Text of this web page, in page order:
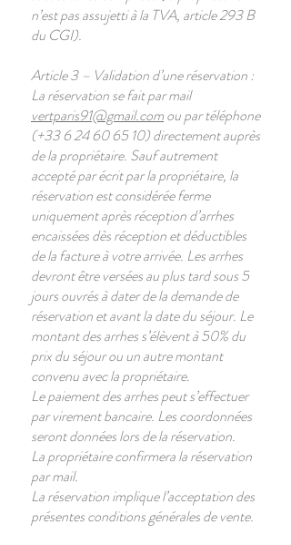
n’est pas assujetti à la TVA, article 293 B
du CGI).
Article 3 – Validation d’une réservation :
La réservation se fait par mail
vertparis91@gmail.comou par téléphone
(+336 24 60 65 10)directement auprès
de la propriétaire. Sauf autrement
accepté par écrit par la propriétaire, la
réservation est considérée ferme
uniquement après réception d’arrhes
encaissées dès réception et déductibles
de la facture à votre arrivée. Les arrhes
devront être versées au plus tard sous 5
jours ouvrés à dater de la demande de
réservation et avant la date du séjour. Le
montant des arrhes s’élèvent à 50% du
prix du séjour ou un autre montant
convenu avec la propriétaire.
Le paiement des arrhes peut s’effectuer
par virement bancaire. Les coordonnées
seront données lors de la réservation.
La propriétaire confirmera la réservation
par mail.
La réservation implique l’acceptation des
présentes conditions générales de vente.